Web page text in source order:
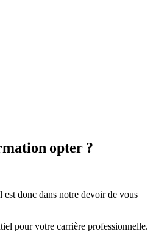
opter ?
est donc dans notre devoir de vous
pour votre carrière professionnelle.